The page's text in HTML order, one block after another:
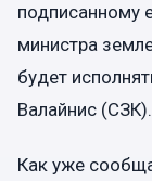
подписанному
министра
будет
Валайнис (СЗК).
Как уже